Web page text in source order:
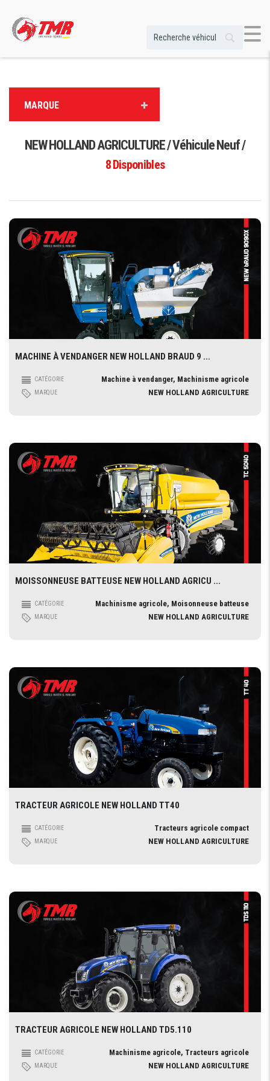
MARQUE
NEW HOLLAND AGRICULTURE / Véhicule Neuf /
8Disponibles
MACHINE À VENDANGER NEW HOLLAND BRAUD 9 ...
CATÉGORIE Machine à vendanger, Machinisme agricole
MARQUE NEW HOLLAND AGRICULTURE
MOISSONNEUSE BATTEUSE NEW HOLLAND AGRICU ...
CATÉGORIE Machinisme agricole, Moisonneuse batteuse
MARQUE NEW HOLLAND AGRICULTURE
TRACTEUR AGRICOLE NEW HOLLAND TT40
CATÉGORIE Tracteurs agricole compact
MARQUE NEW HOLLAND AGRICULTURE
TRACTEUR AGRICOLE NEW HOLLAND TD5.110
CATÉGORIE Machinisme agricole, Tracteurs agricole
MARQUE NEW HOLLAND AGRICULTURE